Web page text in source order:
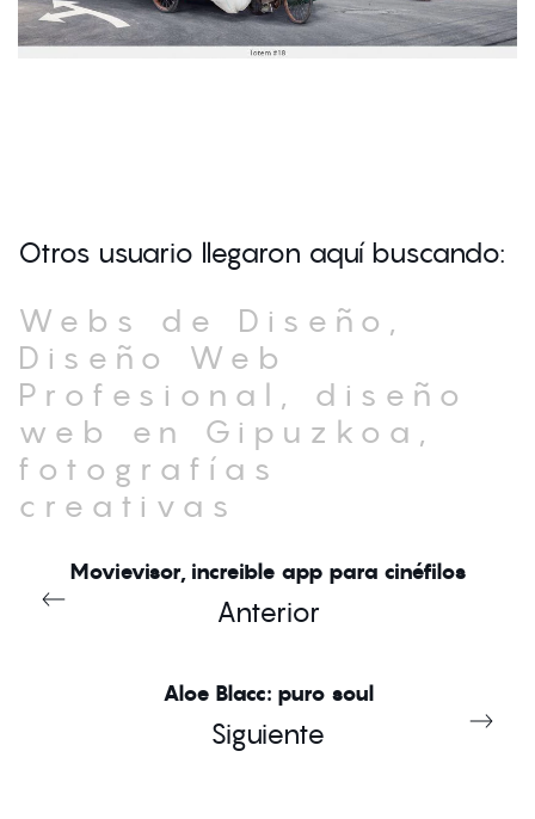
Otros usuario llegaron aquí buscando:
Webs de Diseño,
Diseño Web
Profesional, diseño
web en Gipuzkoa,
fotografías
creativas
Movievisor, increible app para cinéfilos
Anterior
Aloe Blacc: puro soul
Siguiente